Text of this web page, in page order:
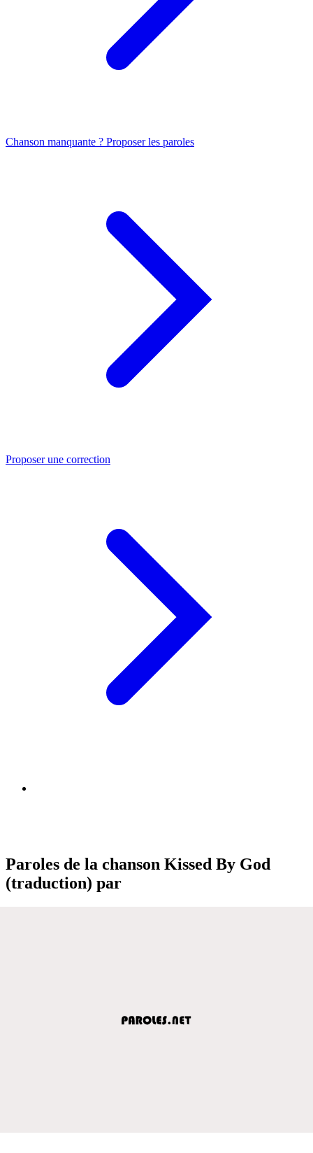
Chanson manquante ? Proposer les paroles
Proposer une correction
Paroles de la chanson Kissed By God
(traduction) par